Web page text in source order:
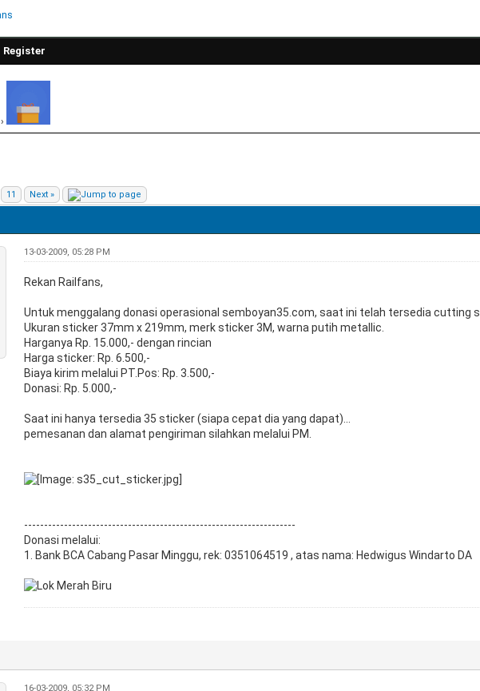
Register
›
11 Next »
13-03-2009, 05:28 PM
Rekan Railfans,
Untuk menggalang donasi operasional semboyan35.com, saat ini telah tersedia cutting
Ukuran sticker 37mm x 219mm, merk sticker 3M, warna putih metallic.
Harganya Rp. 15.000,- dengan rincian
Harga sticker: Rp. 6.500,-
Biaya kirim melalui PT.Pos: Rp. 3.500,-
Donasi: Rp. 5.000,-
Saat ini hanya tersedia 35 sticker (siapa cepat dia yang dapat)...
pemesanan dan alamat pengiriman silahkan melalui PM.
--------------------------------------------------------------------
Donasi melalui:
1. Bank BCA Cabang Pasar Minggu, rek: 0351064519 , atas nama: Hedwigus Windarto DA
16-03-2009, 05:32 PM